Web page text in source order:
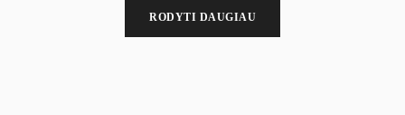
Matmenys 27 × 83 × 91,8 cm
RODYTI DAUGIAU